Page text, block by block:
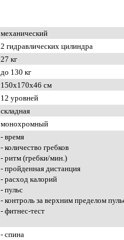
механический
2 гидравлических цилиндра
27 кг
до 130 кг
150х170х46 см
12 уровней
складная
монохромный
- время
- количество гребков
- ритм (гребки/мин.)
- пройденная дистанция
- расход калорий
- пульс
- контроль за верхним пределом
- фитнес-тест
- спина